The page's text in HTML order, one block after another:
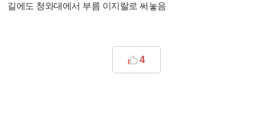
길에도 청와대에서 부름 이지랄로 써놓음
4